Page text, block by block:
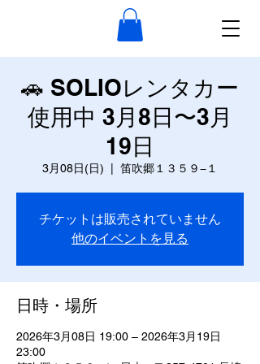
🚗 SOLIOレンタカー
使用中 3月8日〜3月
19日
3月08日(日) 笛吹郷１３５９−１
チケットは販売されていません
他のイベントを見る
日時・場所
2026年3月08日 19:00 – 2026年3月19日
23:00